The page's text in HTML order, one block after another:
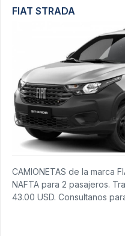
FIAT STRADA
CAMIONETAS de la marca
NAFTA para 2 pasajeros.
43.00 USD. Consultanos